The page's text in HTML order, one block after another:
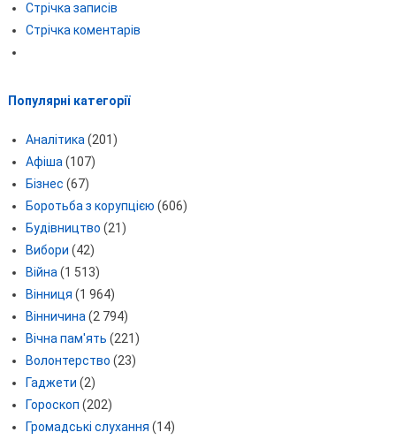
Стрічка записів
Стрічка коментарів
Популярні категорії
Аналітика (201)
Афіша (107)
Бізнес (67)
Боротьба з корупцією (606)
Будівництво (21)
Вибори (42)
Війна (1 513)
Вінниця (1 964)
Вінничина (2 794)
Вічна пам'ять (221)
Волонтерство (23)
Гаджети (2)
Гороскоп (202)
Громадські слухання (14)